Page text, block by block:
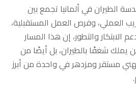
الطيران في ألمانيا تجمع بين
العملي، وفرص العمل المستقبلية،
الابتكار والتطور، إن هذا المسار
يملك شغفًا بالطيران، بل أيضًا من
مستقر ومزدهر في واحدة من أبرز